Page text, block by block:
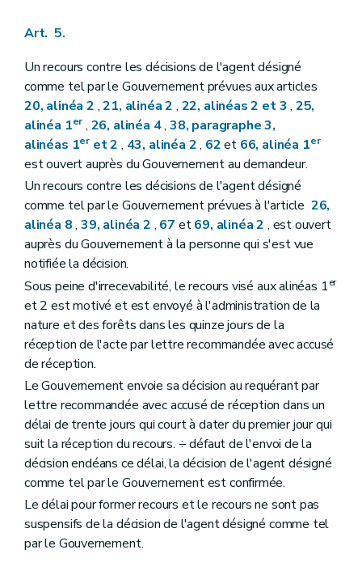
Art. 5.
Un recours contre les décisions de l'agent désigné
comme tel par le Gouvernement prévues aux articles
20, alinéa 2 ,21, alinéa 2 , 22, alinéas 2 et 3 , 25,
alinéa 1er , 26, alinéa 4, 38, paragraphe 3,
alinéas 1er et 2 , 43, alinéa 2, 62et 66, alinéa 1er
est ouvert auprès du Gouvernement au demandeur.
Un recours contre les décisions de l'agent désigné
comme tel par le Gouvernement prévues à l'article 26,
alinéa 8,39, alinéa 2 , 67 et69, alinéa 2 , est ouvert
auprès du Gouvernement à la personne qui s'est vue
notifiée la décision.
Sous peine d'irrecevabilité, le recours visé aux alinéas 1er
et 2 est motivé et est envoyé à l'administration de la
nature et des forêts dans les quinze jours de la
réception de l'acte par lettre recommandée avec accusé
de réception.
Le Gouvernement envoie sa décision au requérant par
lettre recommandée avec accusé de réception dans un
délai de trente jours qui court à dater du premier jour qui
suit la réception du recours. ÷ défaut de l'envoi de la
décision endéans ce délai, la décision de l'agent désigné
comme tel par le Gouvernement est confirmée.
Le délai pour former recours et le recours ne sont pas
suspensifs de la décision de l'agent désigné comme tel
par le Gouvernement.